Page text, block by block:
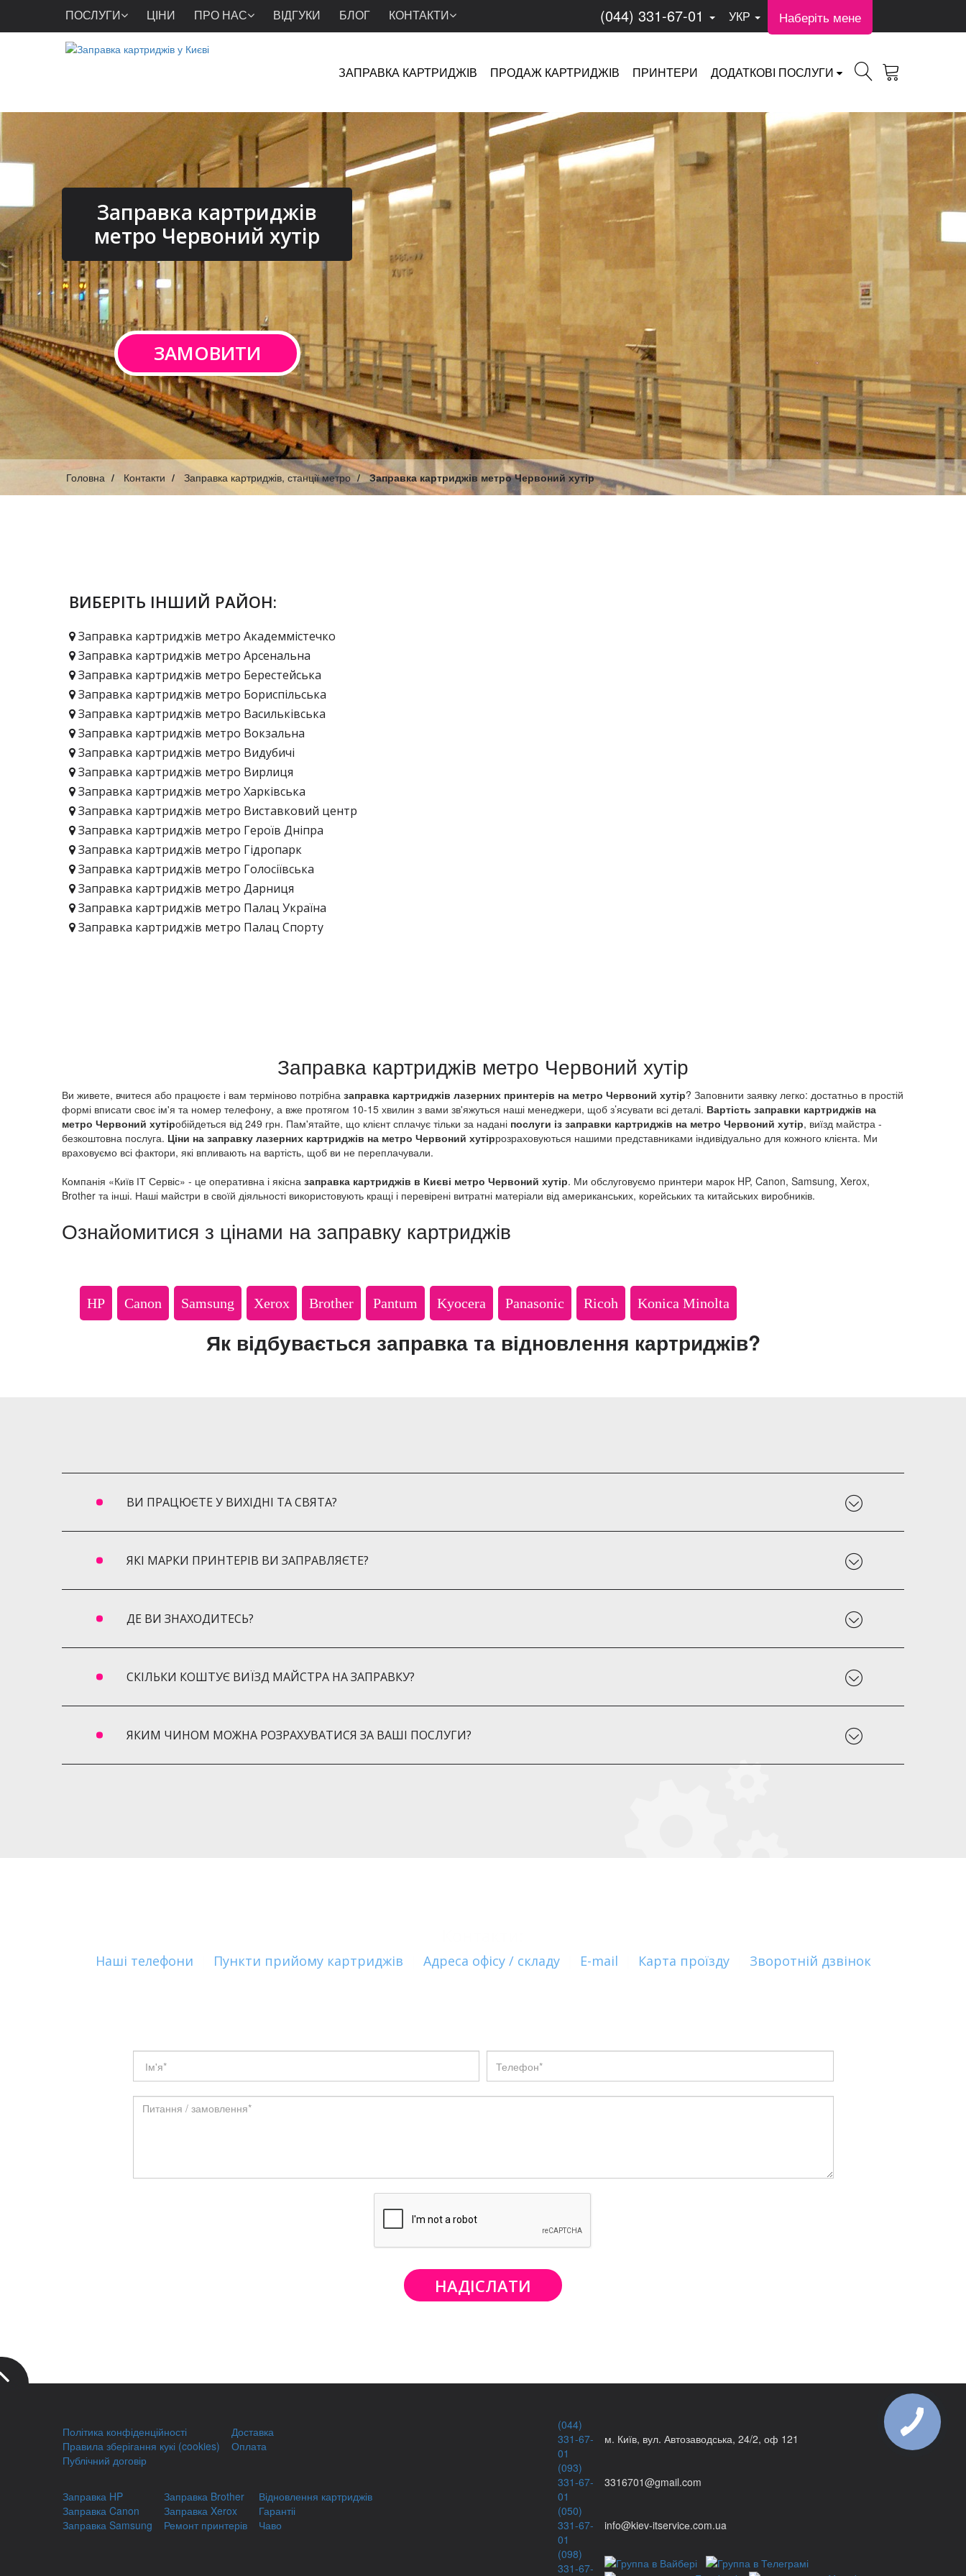
ПОСЛУГИ ЦІНИ ПРО НАС ВІДГУКИ БЛОГ КОНТАКТИ (044) 331-67-01 УКР Наберіть мене
ЗАПРАВКА КАРТРИДЖІВ ПРОДАЖ КАРТРИДЖІВ ПРИНТЕРИ ДОДАТКОВІ ПОСЛУГИ
Заправка картриджів
метро Червоний хутір
ЗАМОВИТИ
Головна Контакти Заправка картриджів, станції метро Заправка картриджів метро Червоний хутір
ВИБЕРІТЬ ІНШИЙ РАЙОН:
Заправка картриджів метро Академмістечко
Заправка картриджів метро Арсенальна
Заправка картриджів метро Берестейська
Заправка картриджів метро Бориспільська
Заправка картриджів метро Васильківська
Заправка картриджів метро Вокзальна
Заправка картриджів метро Видубичі
Заправка картриджів метро Вирлиця
Заправка картриджів метро Харківська
Заправка картриджів метро Виставковий центр
Заправка картриджів метро Героїв Дніпра
Заправка картриджів метро Гідропарк
Заправка картриджів метро Голосіївська
Заправка картриджів метро Дарниця
Заправка картриджів метро Палац Україна
Заправка картриджів метро Палац Спорту
Заправка картриджів метро Іподром
Заправка картриджів метро Контрактова площа
Заправка картриджів метро Червоний хутір
Заправка картриджів метро Хрещатик
Заправка картриджів метро Лівобережна
Заправка картриджів метро Лісова
Заправка картриджів метро Лук'янівська
Заправка картриджів метро Майдан Незалежності
Заправка картриджів метро Оболонь
Заправка картриджів метро Олімпійська
Заправка картриджів метро Осокорки
Заправка картриджів метро Петрівка
Заправка картриджів метро Сирецька
Заправка картриджів метро Театральна
Заправка картриджів метро Теремки
Заправка картриджів метро Чернігівська
Заправка картриджів метро Шулявська
Заправка картриджів метро Червоний хутір
Ви живете, вчитеся або працюєте і вам терміново потрібна заправка картриджів лазерних принтерів на метро Червоний хутір? Заповнити заявку легко: достатньо в простій
формі вписати своє ім'я та номер телефону, а вже протягом 10-15 хвилин з вами зв'яжуться наші менеджери, щоб з’ясувати всі деталі. Вартість заправки картриджів на
метро Червоний хутіробійдеться від 249 грн. Пам'ятайте, що клієнт сплачує тільки за надані послуги із заправки картриджів на метро Червоний хутір, виїзд майстра -
безкоштовна послуга. Ціни на заправку лазерних картриджів на метро Червоний хутіррозраховуються нашими представниками індивідуально для кожного клієнта. Ми
враховуємо всі фактори, які впливають на вартість, щоб ви не переплачували.
Компанія «Київ ІТ Сервіс» - це оперативна і якісна заправка картриджів в Києві метро Червоний хутір. Ми обслуговуємо принтери марок HP, Canon, Samsung, Xerox,
Brother та інші. Наші майстри в своїй діяльності використовують кращі і перевірені витратні матеріали від американських, корейських та китайських виробників.
Ознайомитися з цінами на заправку картриджів
HP Canon Samsung Xerox Brother Pantum Kyocera Panasonic Ricoh Konica Minolta
Як відбувається заправка та відновлення картриджів?
ВИ ПРАЦЮЄТЕ У ВИХІДНІ ТА СВЯТА?
ЯКІ МАРКИ ПРИНТЕРІВ ВИ ЗАПРАВЛЯЄТЕ?
ДЕ ВИ ЗНАХОДИТЕСЬ?
СКІЛЬКИ КОШТУЄ ВИЇЗД МАЙСТРА НА ЗАПРАВКУ?
ЯКИМ ЧИНОМ МОЖНА РОЗРАХУВАТИСЯ ЗА ВАШІ ПОСЛУГИ?
Наші телефони Пункти прийому картриджів Адреса офісу / складу E-mail Карта проїзду Зворотній дзвінок
НАДІСЛАТИ
Політика конфіденційності
Правила зберігання кукі (cookies)
Публічний договір
Доставка
Оплата
Заправка HP
Заправка Canon
Заправка Samsung
Заправка Brother
Заправка Xerox
Ремонт принтерів
Відновлення картриджів
Гарантіі
Чаво
(044)
331-67-
01
м. Київ, вул. Автозаводська, 24/2, оф 121
(093)
331-67-
01
3316701@gmail.com
(050)
331-67-
01
info@kiev-itservicе.com.ua
(098)
331-67-